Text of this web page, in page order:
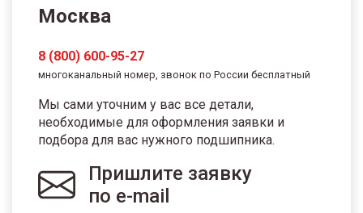
Москва
8 (800) 600-95-27
многоканальный номер, звонок по России бесплатный
Мы сами уточним у вас все детали,
необходимые для оформления заявки и
подбора для вас нужного подшипника.
Пришлите заявку
по e-mail